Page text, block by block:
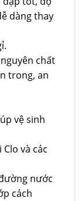
dàng thay
chất
trong, an
vệ sinh
và các
nước
cách